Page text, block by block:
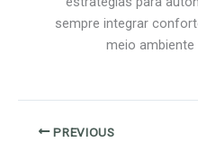
sempre integrar
meio
PREVIOUS